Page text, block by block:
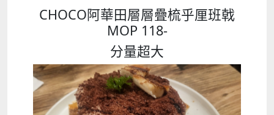
CHOCO阿華田層層疊梳乎厘班戟
MOP 118-
分量超大